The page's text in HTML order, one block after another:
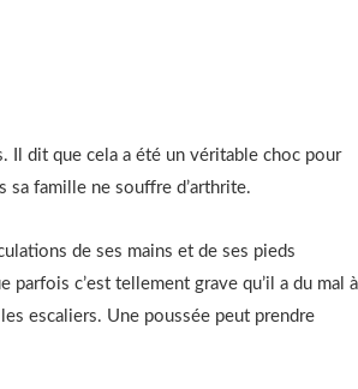
Il dit que cela a été un véritable choc pour
sa famille ne souffre d’arthrite.
de ses mains et de ses pieds
c’est tellement grave qu’il a du mal à
escaliers. Une poussée peut prendre